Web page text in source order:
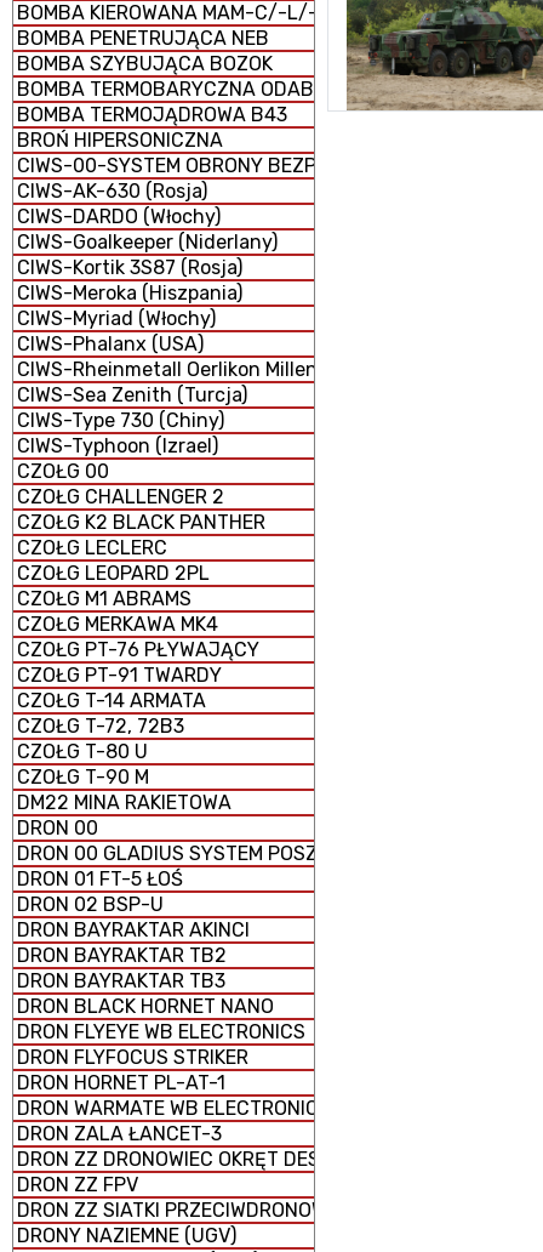
BOMBA KIEROWANA MAM-C/-L/-T
BOMBA PENETRUJĄCA NEB
BOMBA SZYBUJĄCA BOZOK
BOMBA TERMOBARYCZNA ODAB-1500
BOMBA TERMOJĄDROWA B43
BROŃ HIPERSONICZNA
CIWS-00-SYSTEM OBRONY BEZPOŚREDNIEJ
CIWS-AK-630 (Rosja)
CIWS-DARDO (Włochy)
CIWS-Goalkeeper (Niderlany)
CIWS-Kortik 3S87 (Rosja)
CIWS-Meroka (Hiszpania)
CIWS-Myriad (Włochy)
CIWS-Phalanx (USA)
CIWS-Rheinmetall Oerlikon Millennium GDM-008
CIWS-Sea Zenith (Turcja)
CIWS-Type 730 (Chiny)
CIWS-Typhoon (Izrael)
CZOŁG 00
CZOŁG CHALLENGER 2
CZOŁG K2 BLACK PANTHER
CZOŁG LECLERC
CZOŁG LEOPARD 2PL
CZOŁG M1 ABRAMS
CZOŁG MERKAWA MK4
CZOŁG PT-76 PŁYWAJĄCY
CZOŁG PT-91 TWARDY
CZOŁG T-14 ARMATA
CZOŁG T-72, 72B3
CZOŁG T-80 U
CZOŁG T-90 M
DM22 MINA RAKIETOWA
DRON 00
DRON 00 GLADIUS SYSTEM POSZUKIWAWCZO-
DRON 01 FT-5 ŁOŚ
DRON 02 BSP-U
DRON BAYRAKTAR AKINCI
DRON BAYRAKTAR TB2
DRON BAYRAKTAR TB3
DRON BLACK HORNET NANO
DRON FLYEYE WB ELECTRONICS
DRON FLYFOCUS STRIKER
DRON HORNET PL-AT-1
DRON WARMATE WB ELECTRONICS
DRON ZALA ŁANCET-3
DRON ZZ DRONOWIEC OKRĘT DESANTOWY
DRON ZZ FPV
DRON ZZ SIATKI PRZECIWDRONOWE (antydronowe)
DRONY NAZIEMNE (UGV)